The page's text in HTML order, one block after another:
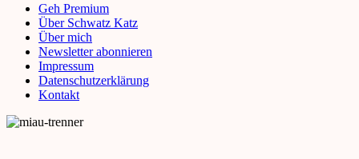
Geh Premium
Über Schwatz Katz
Über mich
Newsletter abonnieren
Impressum
Datenschutzerklärung
Kontakt